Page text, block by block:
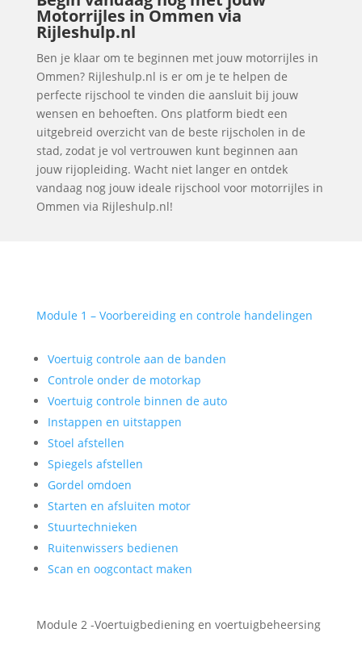
Motorrijles in Ommen via
Rijleshulp.nl
Ben je klaar om te beginnen met jouw motorrijles in
Ommen? Rijleshulp.nl is er om je te helpen de
perfecte rijschool te vinden die aansluit bij jouw
wensen en behoeften. Ons platform biedt een
uitgebreid overzicht van de beste rijscholen in de
stad, zodat je vol vertrouwen kunt beginnen aan
jouw rijopleiding. Wacht niet langer en ontdek
vandaag nog jouw ideale rijschool voor motorrijles in
Ommen via Rijleshulp.nl!
Module 1 – Voorbereiding en controle handelingen
Voertuig controle aan de banden
Controle onder de motorkap
Voertuig controle binnen de auto
Instappen en uitstappen
Stoel afstellen
Spiegels afstellen
Gordel omdoen
Starten en afsluiten motor
Stuurtechnieken
Ruitenwissers bedienen
Scan en oogcontact maken
Module 2 -Voertuigbediening en voertuigbeheersing